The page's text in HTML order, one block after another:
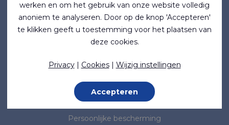
Over ons
Nieuws
Normen & Standaarden
Marktsegmenten
Medisch
Persoonlijke bescherming
werken en om het gebruik van onze website volledig
anoniem te analyseren. Door op de knop 'Accepteren'
te klikken geeft u toestemming voor het plaatsen van
deze cookies.
Privacy| Cookies| Wijzig instellingen
Accepteren